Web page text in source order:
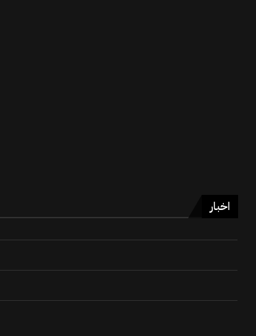
اخبار